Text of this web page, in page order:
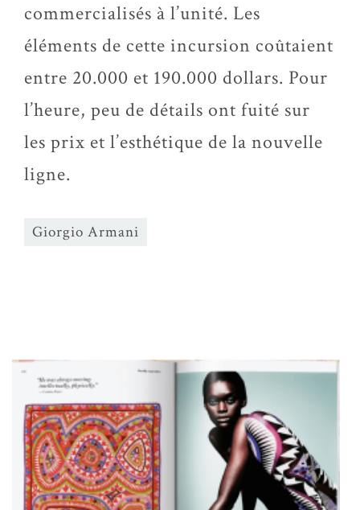
commercialisés à l’unité. Les
éléments de cette incursion coûtaient
entre 20.000 et 190.000 dollars. Pour
l’heure, peu de détails ont fuité sur
les prix et l’esthétique de la nouvelle
ligne.
Giorgio Armani